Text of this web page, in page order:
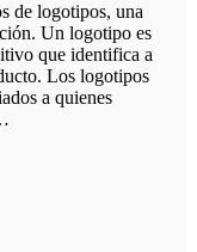
de logotipos, una
Un logotipo es
que identifica a
Los logotipos
a quienes